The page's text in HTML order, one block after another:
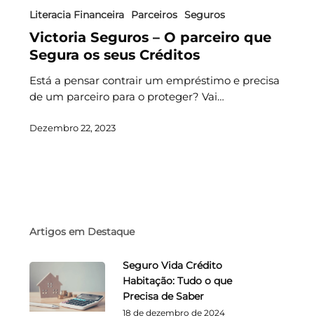
Literacia Financeira Parceiros Seguros
Victoria Seguros – O parceiro que
Segura os seus Créditos
Está a pensar contrair um empréstimo e precisa
de um parceiro para o proteger? Vai…
Dezembro 22, 2023
Artigos em Destaque
Seguro Vida Crédito
Habitação: Tudo o que
Precisa de Saber
18 de dezembro de 2024